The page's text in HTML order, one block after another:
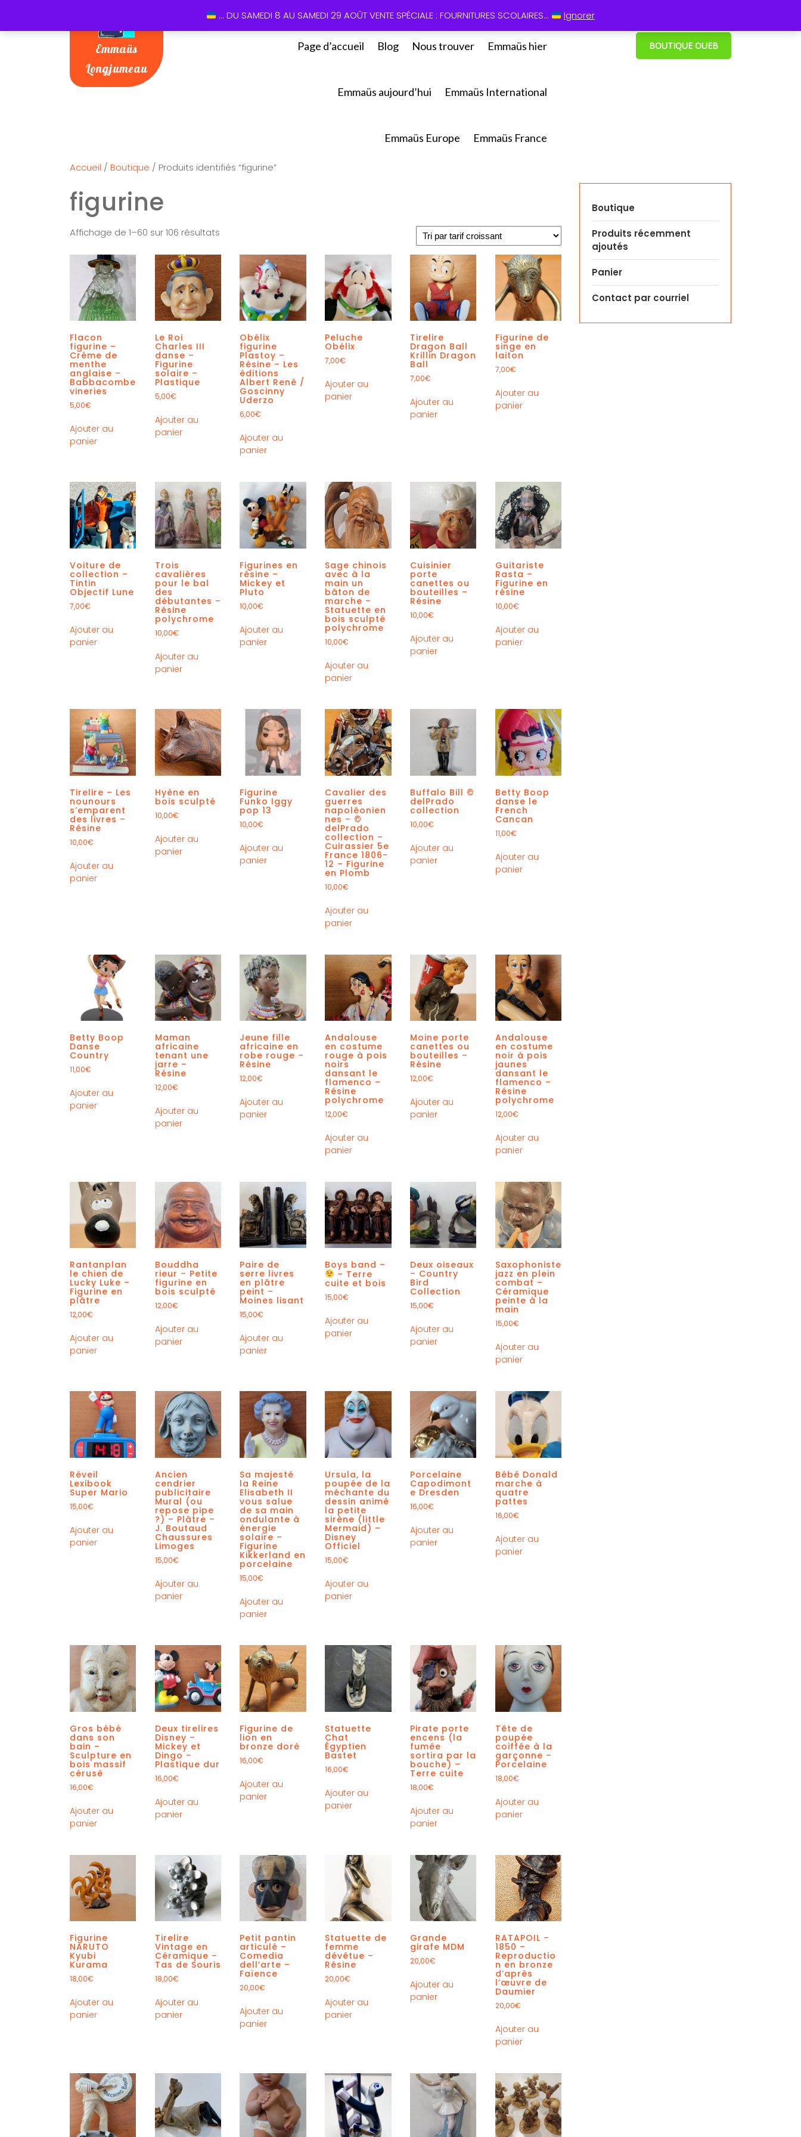
01 60 49 13 60
Emmaüs
Longjumeau
Page d’accueil Blog Nous trouver Emmaüs hier
Emmaüs aujourd’hui Emmaüs International
Emmaüs Europe Emmaüs France
BOUTIQUE OUEB
Accueil / Boutique / Produits identifiés “figurine”
figurine
Affichage de 1–60 sur 106 résultats
Flacon
figurine –
Crème de
menthe
anglaise –
Babbacombe
vineries
5,00€
Ajouter au
panier
Le Roi
Charles III
danse –
Figurine
solaire –
Plastique
5,00€
Ajouter au
panier
Obélix
figurine
Plastoy –
Résine – Les
éditions
Albert René /
Goscinny
Uderzo
6,00€
Ajouter au
panier
Peluche
Obélix
7,00€
Ajouter au
panier
Tirelire
Dragon Ball
Krillin Dragon
Ball
7,00€
Ajouter au
panier
Figurine de
singe en
laiton
7,00€
Ajouter au
panier
Voiture de
collection –
Tintin
Objectif Lune
7,00€
Ajouter au
panier
Trois
cavalières
pour le bal
des
débutantes –
Résine
polychrome
10,00€
Ajouter au
panier
Figurines en
résine –
Mickey et
Pluto
10,00€
Ajouter au
panier
Sage chinois
avec à la
main un
bâton de
marche –
Statuette en
bois sculpté
polychrome
10,00€
Ajouter au
panier
Cuisinier
porte
canettes ou
bouteilles –
Résine
10,00€
Ajouter au
panier
Guitariste
Rasta –
Figurine en
résine
10,00€
Ajouter au
panier
Tirelire – Les
nounours
s’emparent
des livres –
Résine
10,00€
Ajouter au
panier
Hyène en
bois sculpté
10,00€
Ajouter au
panier
Figurine
Funko Iggy
pop 13
10,00€
Ajouter au
panier
Cavalier des
guerres
napoléonien
nes – ©
delPrado
collection –
Cuirassier 5e
France 1806-
12 – Figurine
en Plomb
10,00€
Ajouter au
panier
Buffalo Bill ©
delPrado
collection
10,00€
Ajouter au
panier
Betty Boop
danse le
French
Cancan
11,00€
Ajouter au
panier
Betty Boop
Danse
Country
11,00€
Ajouter au
panier
Maman
africaine
tenant une
jarre –
Résine
12,00€
Ajouter au
panier
Jeune fille
africaine en
robe rouge –
Résine
12,00€
Ajouter au
panier
Andalouse
en costume
rouge à pois
noirs
dansant le
flamenco –
Résine
polychrome
12,00€
Ajouter au
panier
Moine porte
canettes ou
bouteilles –
Résine
12,00€
Ajouter au
panier
Andalouse
en costume
noir à pois
jaunes
dansant le
flamenco –
Résine
polychrome
12,00€
Ajouter au
panier
Rantanplan
le chien de
Lucky Luke –
Figurine en
plâtre
12,00€
Ajouter au
panier
Bouddha
rieur – Petite
figurine en
bois sculpté
12,00€
Ajouter au
panier
Paire de
serre livres
en plâtre
peint –
Moines lisant
15,00€
Ajouter au
panier
Boys band –
– Terre
cuite et bois
15,00€
Ajouter au
panier
Deux oiseaux
– Country
Bird
Collection
15,00€
Ajouter au
panier
Saxophoniste
jazz en plein
combat –
Céramique
peinte à la
main
15,00€
Ajouter au
panier
Réveil
Lexibook
Super Mario
15,00€
Ajouter au
panier
Ancien
cendrier
publicitaire
Mural (ou
repose pipe
?) – Plâtre –
J. Boutaud
Chaussures
Limoges
15,00€
Ajouter au
panier
Sa majesté
la Reine
Elisabeth II
vous salue
de sa main
ondulante à
énergie
solaire –
Figurine
Kikkerland en
porcelaine
15,00€
Ajouter au
panier
Ursula, la
poupée de la
méchante du
dessin animé
la petite
sirène (little
Mermaid) –
Disney
Officiel
15,00€
Ajouter au
panier
Porcelaine
Capodimont
e Dresden
16,00€
Ajouter au
panier
Bébé Donald
marche à
quatre
pattes
16,00€
Ajouter au
panier
Gros bébé
dans son
bain –
Sculpture en
bois massif
cérusé
16,00€
Ajouter au
panier
Deux tirelires
Disney –
Mickey et
Dingo –
Plastique dur
16,00€
Ajouter au
panier
Figurine de
lion en
bronze doré
16,00€
Ajouter au
panier
Statuette
Chat
Égyptien
Bastet
16,00€
Ajouter au
panier
Pirate porte
encens (la
fumée
sortira par la
bouche) –
Terre cuite
18,00€
Ajouter au
panier
Tête de
poupée
coiffée à la
garçonne –
Porcelaine
18,00€
Ajouter au
panier
Figurine
NARUTO
Kyubi
Kurama
18,00€
Ajouter au
panier
Tirelire
Vintage en
Céramique –
Tas de Souris
18,00€
Ajouter au
panier
Petit pantin
articulé –
Comedia
dell’arte –
Faïence
20,00€
Ajouter au
panier
Statuette de
femme
dévêtue –
Résine
20,00€
Ajouter au
panier
Grande
girafe MDM
20,00€
Ajouter au
panier
RATAPOIL –
1850 –
Reproductio
n en bronze
d’après
l’œuvre de
Daumier
20,00€
Ajouter au
panier
Boutique
Produits récemment
ajoutés
Panier
Contact par courriel
... DU SAMEDI 8 AU SAMEDI 29 AOÛT VENTE SPÉCIALE : FOURNITURES SCOLAIRES... Ignorer